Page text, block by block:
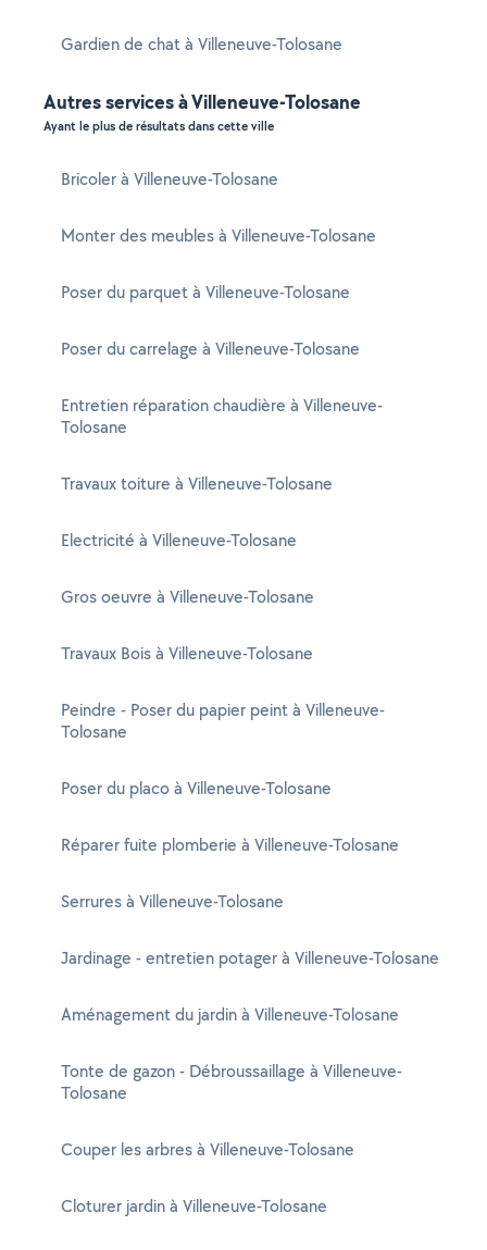
Gardien de chat à Villeneuve-Tolosane
Autres services à Villeneuve-Tolosane
Ayant le plus de résultats dans cette ville
Bricoler à Villeneuve-Tolosane
Monter des meubles à Villeneuve-Tolosane
Poser du parquet à Villeneuve-Tolosane
Poser du carrelage à Villeneuve-Tolosane
Entretien réparation chaudière à Villeneuve-
Tolosane
Travaux toiture à Villeneuve-Tolosane
Electricité à Villeneuve-Tolosane
Gros oeuvre à Villeneuve-Tolosane
Travaux Bois à Villeneuve-Tolosane
Peindre - Poser du papier peint à Villeneuve-
Tolosane
Poser du placo à Villeneuve-Tolosane
Réparer fuite plomberie à Villeneuve-Tolosane
Serrures à Villeneuve-Tolosane
Jardinage - entretien potager à Villeneuve-Tolosane
Aménagement du jardin à Villeneuve-Tolosane
Tonte de gazon - Débroussaillage à Villeneuve-
Tolosane
Couper les arbres à Villeneuve-Tolosane
Cloturer jardin à Villeneuve-Tolosane